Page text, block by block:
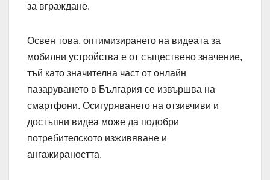
за вграждане.
Освен това, оптимизирането на видеата за
мобилни устройства е от съществено значение,
тъй като значителна част от онлайн
пазаруването в България се извършва на
смартфони. Осигуряването на отзивчиви и
достъпни видеа може да подобри
потребителското изживяване и
ангажираността.